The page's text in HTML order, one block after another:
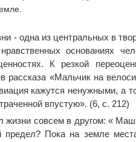
- одна из центральных в
основаниях
К резкой
рассказа «Мальчик на
кажутся ненужными, а
впустую». (6, с. 212)
жизни совсем в другом: «
предел? Пока на земле